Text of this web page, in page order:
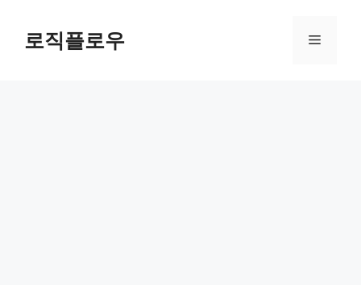
content로직플로우 Menu